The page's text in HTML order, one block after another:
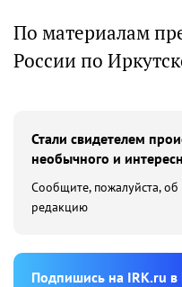
По материалам
России по
Стали свидетелем
необычного и
Сообщите, пожалуйста, об
редакцию
Подпишиcь на IRK.ru в